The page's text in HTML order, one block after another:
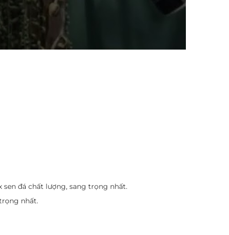
sen đá chất lượng, sang trọng nhất.
nhất.